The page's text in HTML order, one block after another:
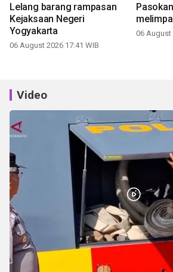
Lelang barang rampasan
Kejaksaan Negeri
Yogyakarta
06 August 2026 17:41 WIB
06 August
Video